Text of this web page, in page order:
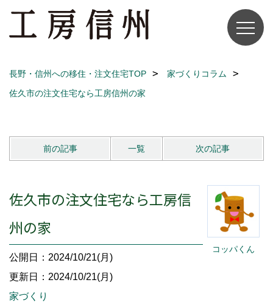
長野・信州への移住・注文住宅TOP
家づくりコラム
佐久市の注文住宅なら工房信州の家
前の記事 一覧 次の記事
コッパくん
佐久市の注文住宅なら工房信
州の家
公開日：2024/10/21(月)
更新日：2024/10/21(月)
家づくり